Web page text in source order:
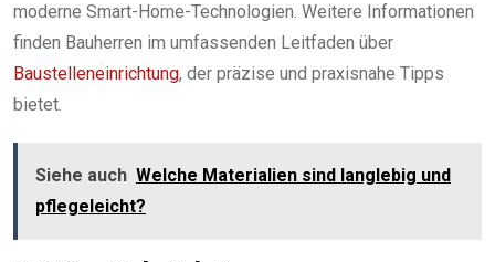
moderne Smart-Home-Technologien. Weitere Informationen
finden Bauherren im umfassenden Leitfaden über
Baustelleneinrichtung, der präzise und praxisnahe Tipps
bietet.
Siehe auch Welche Materialien sind langlebig und
pflegeleicht?